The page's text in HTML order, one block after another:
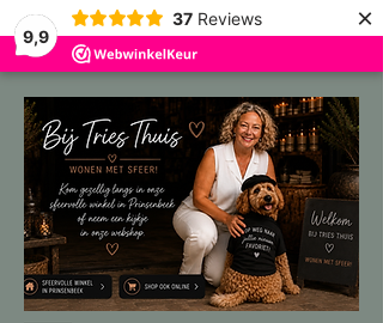
9,9
37 Reviews ×